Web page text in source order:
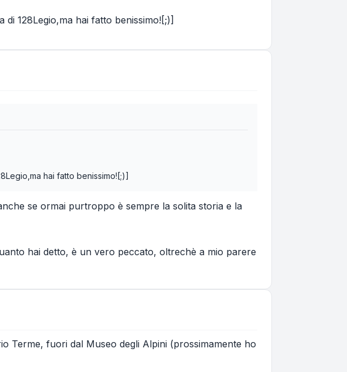
128Legio,ma hai fatto benissimo![;)]
hai fatto benissimo![;)]
se ormai purtroppo è sempre la solita storia e la
hai detto, è un vero peccato, oltrechè a mio parere
Terme, fuori dal Museo degli Alpini (prossimamente ho